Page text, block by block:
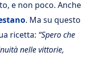
e non poco. Anche
. Ma su questo
ricetta: “Spero che
nelle vittorie,